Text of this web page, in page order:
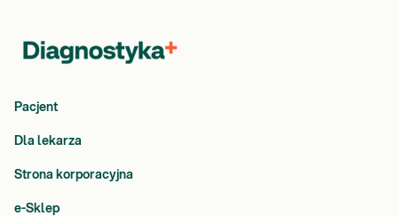
Pacjent
Dla lekarza
Strona korporacyjna
e-Sklep